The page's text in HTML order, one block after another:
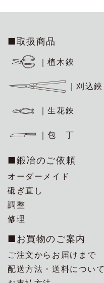
■取扱商品
｜植木鋏
｜刈込鋏
｜生花鋏
｜包 丁
■鍛冶のご依頼
オーダーメイド
砥ぎ直し
調整
修理
■お買物のご案内
ご注文からお届けまで
配送方法・送料について